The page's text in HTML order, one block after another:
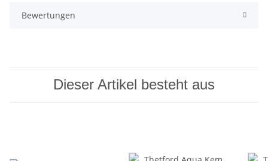
Bewertungen
Dieser Artikel besteht aus